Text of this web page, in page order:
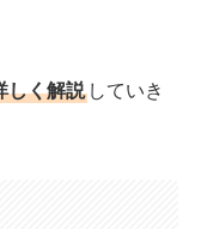
しく解説 していき